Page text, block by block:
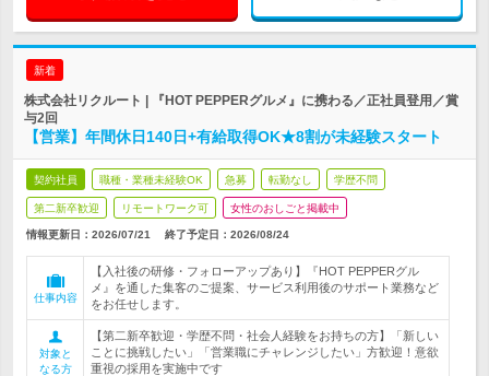
新着
株式会社リクルート | 『HOT PEPPERグルメ』に携わる／正社員登用／賞
与2回
【営業】年間休日140日+有給取得OK★8割が未経験スタート
契約社員 職種・業種未経験OK 急募 転勤なし 学歴不問
第二新卒歓迎 リモートワーク可 女性のおしごと掲載中
情報更新日：2026/07/21 終了予定日： 2026/08/24
仕事内容
【入社後の研修・フォローアップあり】『HOT PEPPERグル
メ』を通した集客のご提案、サービス利用後のサポート業務など
をお任せします。
対象と
なる方
【第二新卒歓迎・学歴不問・社会人経験をお持ちの方】「新しい
ことに挑戦したい」「営業職にチャレンジしたい」方歓迎！意欲
重視の採用を実施中です